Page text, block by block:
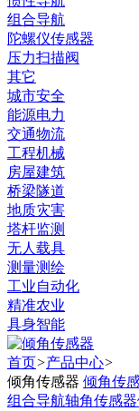
组合导航
陀螺仪传感器
压力扫描阀
其它
城市安全
能源电力
交通物流
工程机械
房屋建筑
桥梁隧道
地质灾害
塔杆监测
无人载具
测量测绘
工业自动化
精准农业
具身智能
首页>产品中心>
倾角传感器 倾角传
组合导航轴角传感器